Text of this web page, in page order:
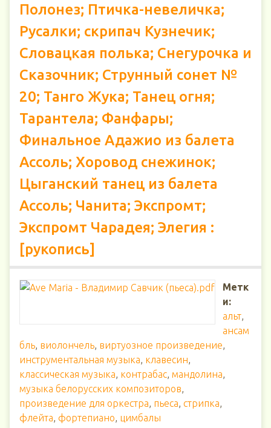
Полонез; Птичка-невеличка;
Русалки; скрипач Кузнечик;
Словацкая полька; Снегурочка и
Сказочник; Струнный сонет №
20; Танго Жука; Танец огня;
Тарантела; Фанфары;
Финальное Адажио из балета
Ассоль; Хоровод снежинок;
Цыганский танец из балета
Ассоль; Чанита; Экспромт;
Экспромт Чарадея; Элегия :
[рукопись]
Метк
и:
альт,
ансам
бль, виолончель, виртуозное произведение,
инструментальная музыка, клавесин,
классическая музыка, контрабас, мандолина,
музыка белорусских композиторов,
произведение для оркестра, пьеса, стрипка,
флейта, фортепиано, цимбалы